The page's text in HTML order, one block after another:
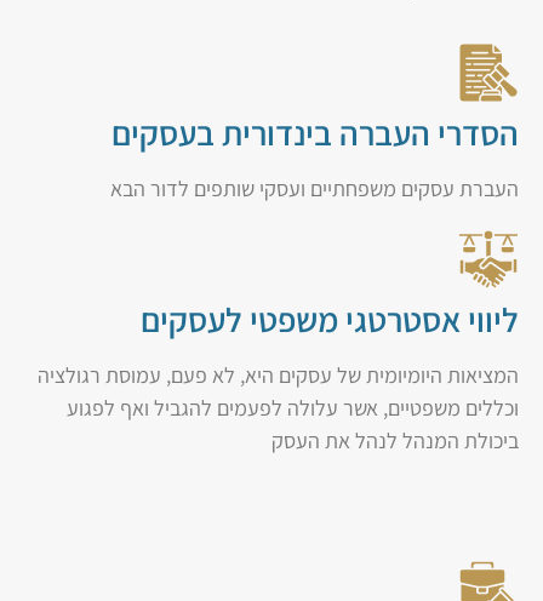
הסדרי העברה בינדורית בעסקים
העברת עסקים משפחתיים ועסקי שותפים לדור הבא
ליווי אסטרטגי משפטי לעסקים
המציאות היומיומית של עסקים היא, לא פעם, עמוסת רגולציה
וכללים משפטיים, אשר עלולה לפעמים להגביל ואף לפגוע
ביכולת המנהל לנהל את העסק